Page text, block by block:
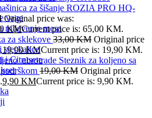
vage
mljevenje mesa
sjeckalice
i Citrusete
za šišanje ROZIA PRO HQ-
Original price was:
KMCurrent price is: 65,00 KM.
za sklekove 33,00KM Original price
19,90KMCurrent price is: 19,90 KM.
Steznik za koljeno sa
19,00KM Original price
9,90 KMCurrent price is: 9,90 KM.